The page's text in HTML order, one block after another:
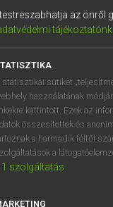
VAN
megtekintéséhez.
az önről
statisztikai sütiket
használatának
kattintott. Ezek az
összesítettek és
a harmadik féltől
a
1 szolgáltatás
DE CN FR ES IT NL
1 2 3
q w e
a s d
í y x